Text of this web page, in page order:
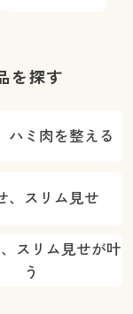
仕様)
を探す
ハミ肉を整える
、スリム見せ
スリム見せが叶
う